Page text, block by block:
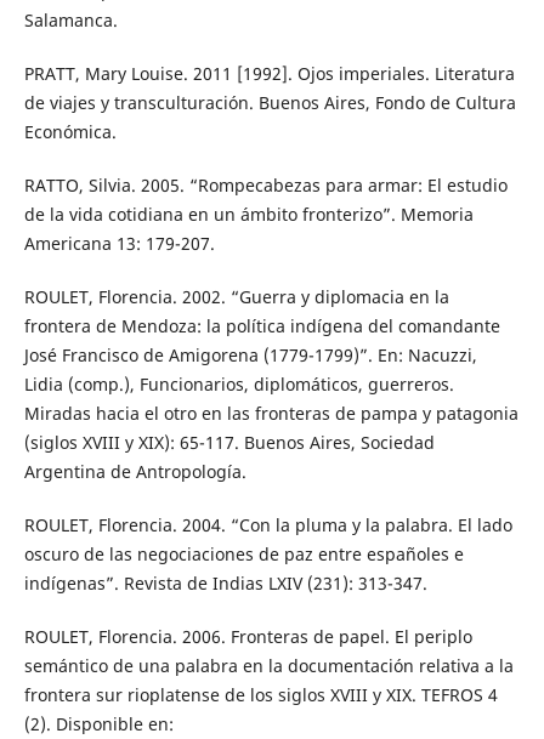
Salamanca.
PRATT, Mary Louise. 2011 [1992]. Ojos imperiales. Literatura
de viajes y transculturación. Buenos Aires, Fondo de Cultura
Económica.
RATTO, Silvia. 2005. “Rompecabezas para armar: El estudio
de la vida cotidiana en un ámbito fronterizo”. Memoria
Americana 13: 179-207.
ROULET, Florencia. 2002. “Guerra y diplomacia en la
frontera de Mendoza: la política indígena del comandante
José Francisco de Amigorena (1779-1799)”. En: Nacuzzi,
Lidia (comp.), Funcionarios, diplomáticos, guerreros.
Miradas hacia el otro en las fronteras de pampa y patagonia
(siglos XVIII y XIX): 65-117. Buenos Aires, Sociedad
Argentina de Antropología.
ROULET, Florencia. 2004. “Con la pluma y la palabra. El lado
oscuro de las negociaciones de paz entre españoles e
indígenas”. Revista de Indias LXIV (231): 313-347.
ROULET, Florencia. 2006. Fronteras de papel. El periplo
semántico de una palabra en la documentación relativa a la
frontera sur rioplatense de los siglos XVIII y XIX. TEFROS 4
(2). Disponible en: